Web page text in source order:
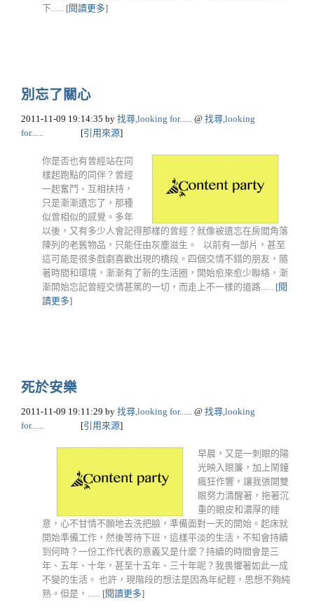
下...... [閱讀更多]
別忘了關心
2011-11-09 19:14:35 by 找尋,looking for...... @ 找尋,looking
for......
[引用來源]
你是否也有曾經站在同
樣起跑點的同伴？曾經
一起奮鬥、互相扶持，
只是漸漸遺忘了，那種
似曾相似的感覺。多年
以後，又有多少人會記得那樣的曾經？就像被遺忘在房間角落
陳列的老舊物品，只能任由灰塵滋生。 以前有一部片，甚至
這可能是很多戲劇喜歡出現的橋段。四個交情不錯的朋友，隨
著時間和環境，漸漸有了新的生活圈，開始愈來愈少聯絡，漸
漸開始忘記曾經交情甚篤的一切，而走上不一樣的道路...... [閱
讀更多]
死於安樂
2011-11-09 19:11:29 by 找尋,looking for...... @ 找尋,looking
for......
[引用來源]
早晨，又是一刺眼的陽
光映入眼簾，加上鬧鐘
瘋狂作響，讓我張開雙
眼努力清醒著，拖著沉
重的眼皮和濃厚的睡
意，心不甘情不願地去洗把臉，準備面對一天的開始。起床就
開始準備工作，然後等待下班，這樣平淡的生活，不知會持續
到何時？一份工作代表的意義又是什麼？持續的時間會是三
年、五年、十年，甚至十五年、三十年呢？我畏懼著如此一成
不變的生活。 也許，現階段的想法是因為年紀輕，思想不夠純
熟。但是，...... [閱讀更多]